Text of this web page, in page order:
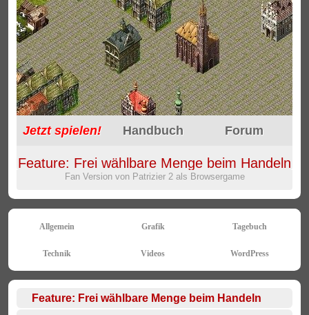
Jetztspielen! Handbuch Forum
Feature: Frei wählbare Menge beim Handeln
Fan Version von Patrizier 2 als Browsergame
Feature: Frei wählbare Menge beim Handeln
Allgemein Grafik Tagebuch
Technik Videos WordPress